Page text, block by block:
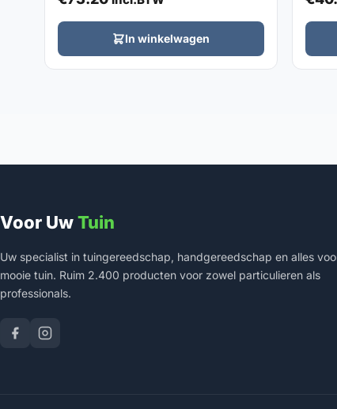
In winkelwagen
Voor UwTuin
Uw specialist in tuingereedschap, handgereedschap en alles
mooie tuin. Ruim 2.400 producten voor zowel particulieren als
professionals.